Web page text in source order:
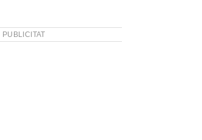
PUBLICITAT